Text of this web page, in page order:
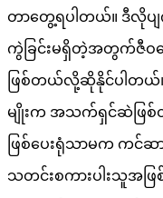
တာတွေ့ရပါတယ်။ ဒီလိုပ
ကွဲခြင်းမရှိတဲ့အတွက်ဇီဝ
ဖြစ်တယ်လို့ဆိုနိုင်ပါတယ်
မျိုးက အသက်ရှင်ဆဲဖ
ဖြစ်ပေးရုံသာမက ကင်ဆ
သတင်းစကားပါးသူအဖြ